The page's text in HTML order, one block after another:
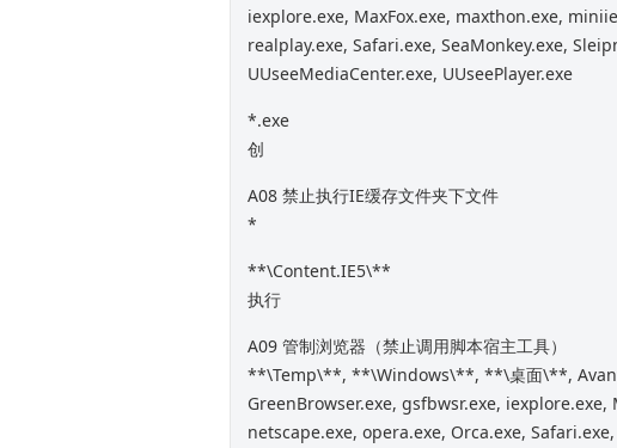
iexplore.exe, MaxFox.exe, maxthon.exe,
realplay.exe, Safari.exe, SeaMonkey.exe,
UUseeMediaCenter.exe, UUseePlayer.exe
*.exe
创
A08 禁止执行IE缓存文件夹下文件
*
**\Content.IE5\**
执行
A09 管制浏览器（禁止调用脚本宿主工具）
**\Temp\**, **\Windows\**, **\桌面\**,
GreenBrowser.exe, gsfbwsr.exe,
netscape.exe, opera.exe, Orca.exe,